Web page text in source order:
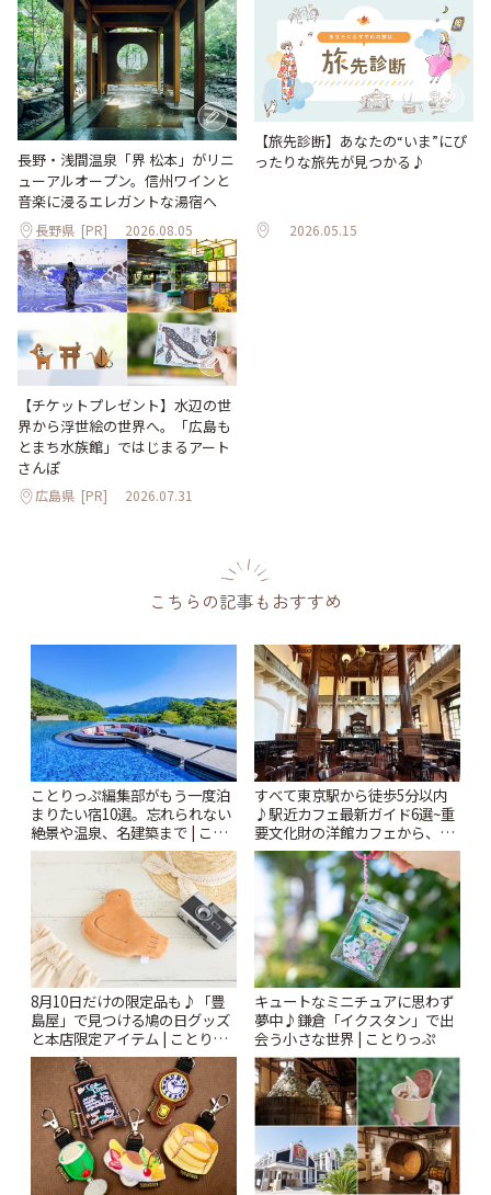
長野・浅間温泉「界 松本」がリニ
ューアルオープン。信州ワインと
音楽に浸るエレガントな湯宿へ
長野県 [PR] 2026.08.05
【旅先診断】あなたの“いま”にぴ
ったりな旅先が見つかる♪
2026.05.15
【チケットプレゼント】水辺の世
界から浮世絵の世界へ。「広島も
とまち水族館」ではじまるアート
さんぽ
広島県 [PR] 2026.07.31
こちらの記事もおすすめ
ことりっぷ編集部がもう一度泊
まりたい宿10選。忘れられない
絶景や温泉、名建築まで | こと
りっぷ
すべて東京駅から徒歩5分以内
♪駅近カフェ最新ガイド6選~重
要文化財の洋館カフェから、改
札すぐのレトロ喫茶まで~ | こと
りっぷ
8月10日だけの限定品も♪「豊
島屋」で見つける鳩の日グッズ
と本店限定アイテム | ことりっ
ぷ
キュートなミニチュアに思わず
夢中♪鎌倉「イクスタン」で出
会う小さな世界 | ことりっぷ